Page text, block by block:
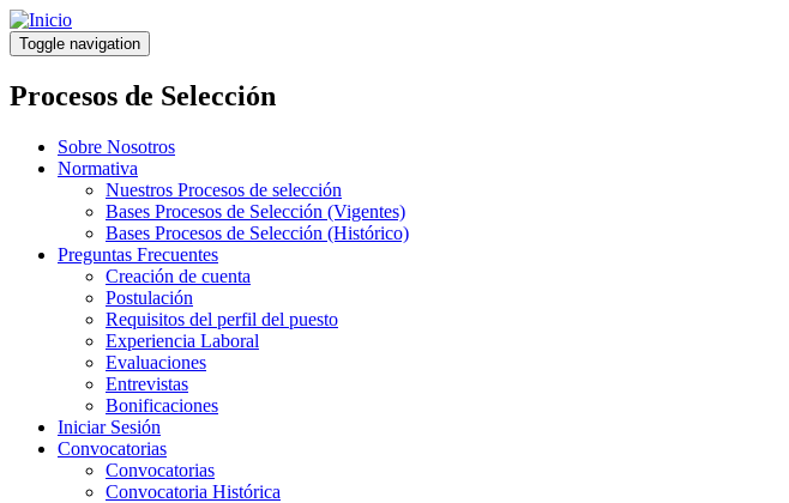
Pasar
al
contenido
principal
Toggle navigation
Procesos de Selección
Sobre Nosotros
Normativa
Nuestros Procesos de selección
Bases Procesos de Selección (Vigentes)
Bases Procesos de Selección (Histórico)
Preguntas Frecuentes
Creación de cuenta
Postulación
Requisitos del perfil del puesto
Experiencia Laboral
Evaluaciones
Entrevistas
Bonificaciones
Iniciar Sesión
Convocatorias
Convocatorias
Convocatoria Histórica